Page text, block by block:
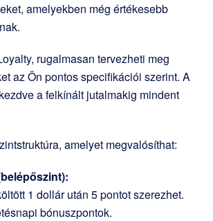
amelyekben még értékesebb
, rugalmasan tervezheti meg
az Ön pontos specifikációi szerint. A
a felkínált jutalmakig mindent
amelyet megvalósíthat:
1 dollár után 5 pontot szerezhet.
bónuszpontok.